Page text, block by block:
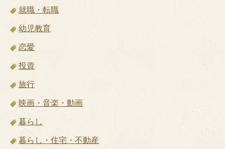
就職・転職
幼児教育
恋愛
投資
旅行
映画・音楽・動画
暮らし
暮らし・住宅・不動産